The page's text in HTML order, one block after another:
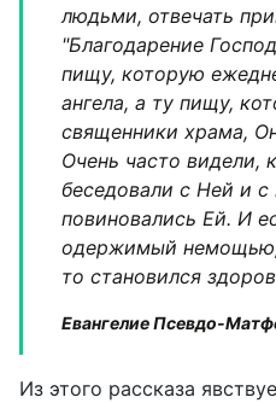
людьми, отвечать
"Благодарение
пищу, которую
ангела, а ту пищу,
священники храма,
Очень часто видели,
беседовали с Ней и
повиновались Ей. И
одержимый немощью,
то становился
Евангелие Псевдо-
Из этого рассказа